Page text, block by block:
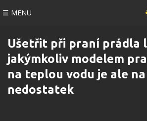
☰ MENU
Ušetřit při praní prádla
jakýmkoliv modelem
na teplou vodu je ale
nedostatek